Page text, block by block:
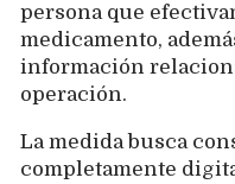
persona que
medicamento,
información
operación.
La medida busca
completamente